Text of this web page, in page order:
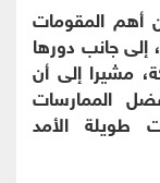
أهم المقومات
إلى جانب دورها
مشيرا إلى أن
الممارسات
طويلة الأمد